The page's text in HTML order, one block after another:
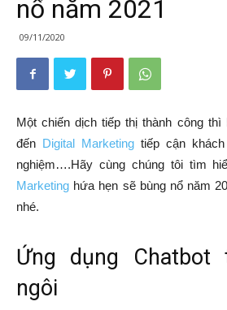
nổ năm 2021
09/11/2020
Một chiến dịch tiếp thị thành công thì
đến Digital Marketingtiếp cận khách
nghiệm….Hãy cùng chúng tôi tìm
Marketing hứa hẹn sẽ bùng nổ năm
nhé.
Ứng dụng Chatbot
ngôi